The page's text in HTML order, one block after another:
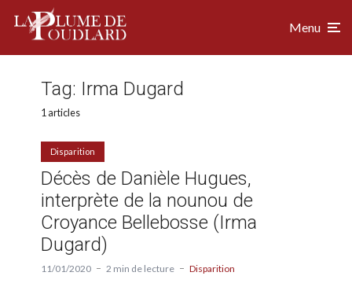
Menu
Tag: Irma Dugard
1 articles
Disparition
Décès de Danièle Hugues,
interprète de la nounou de
Croyance Bellebosse (Irma
Dugard)
11/01/2020 2 min de lecture Disparition